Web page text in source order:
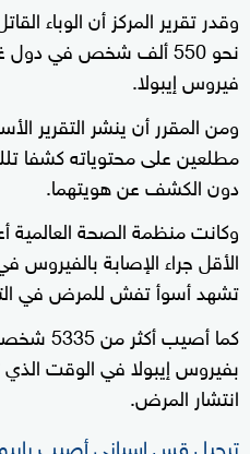
وقدر تقرير المركز أن الوباء
نحو 550 ألف شخص في
فيروس إيبولا.
ومن المقرر أن ينشر التقرير
مطلعين على محتوياته كشفا
دون الكشف عن هويتهما.
الأقل جراء الإصابة بالفيروس
تشهد أسوأ تفش للمرض في
كما
بفيروس إيبولا في الوقت
انتشار المرض.
ترحيل قس إسباني أصيب